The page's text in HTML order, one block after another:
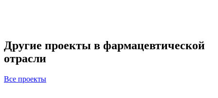
Другие проекты в фармацевтической
отрасли
Все проекты